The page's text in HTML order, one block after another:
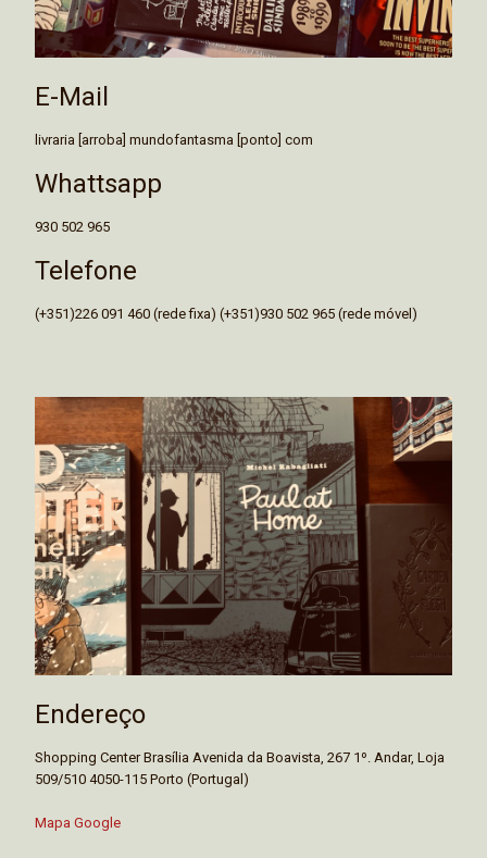
E-Mail
livraria [arroba] mundofantasma [ponto] com
Whattsapp
930 502 965
Telefone
(+351)226 091 460 (rede fixa) (+351)930 502 965 (rede móvel)
Endereço
Shopping Center Brasília Avenida da Boavista, 267 1º. Andar, Loja
509/510 4050-115 Porto (Portugal)
Mapa Google